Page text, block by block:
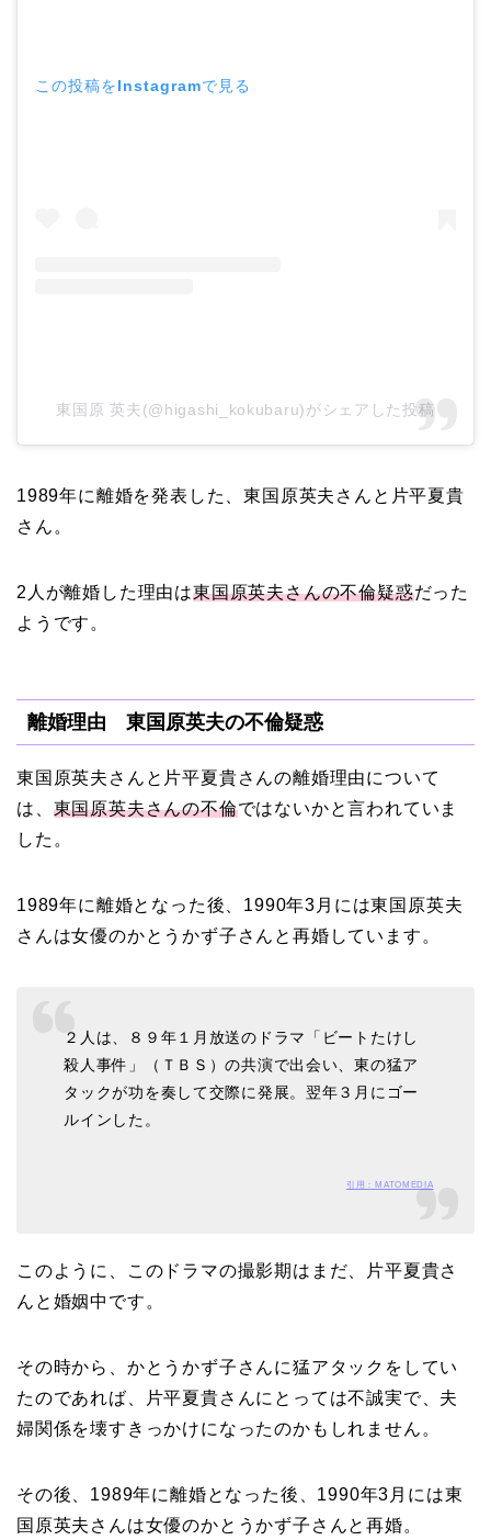
馴れ初めは友人の紹介！
10年！
岩堀せりと夫のGLAY・T
この投稿をInstagramで見る
東国原 英夫(@higashi_kokubaru)がシェアした投稿
1989年に離婚を発表した、東国原英夫さんと片平夏貴
さん。
2人が離婚した理由は東国原英夫さんの不倫疑惑だった
ようです。
離婚理由 東国原英夫の不倫疑惑
東国原英夫さんと片平夏貴さんの離婚理由について
は、 東国原英夫さんの不倫ではないかと言われていま
した。
1989年に離婚となった後、1990年3月には東国原英夫
さんは女優のかとうかず子さんと再婚しています。
２人は、８９年１月放送のドラマ「ビートたけし
殺人事件」（ＴＢＳ）の共演で出会い、東の猛ア
タックが功を奏して交際に発展。翌年３月にゴー
ルインした。
引用：MATOMEDIA
このように、このドラマの撮影期はまだ、片平夏貴さ
んと婚姻中です。
その時から、かとうかず子さんに猛アタックをしてい
たのであれば、片平夏貴さんにとっては不誠実で、夫
婦関係を壊すきっかけになったのかもしれません。
その後、1989年に離婚となった後、1990年3月には東
国原英夫さんは女優のかとうかず子さんと再婚。